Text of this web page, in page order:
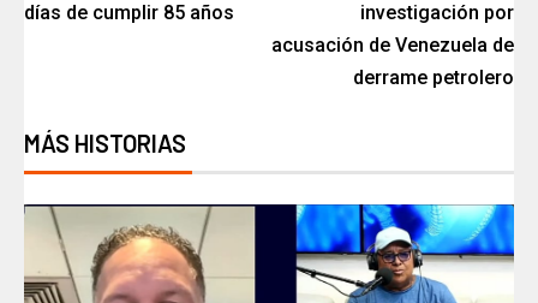
días de cumplir 85 años
investigación por
acusación de Venezuela de
derrame petrolero
MÁS HISTORIAS